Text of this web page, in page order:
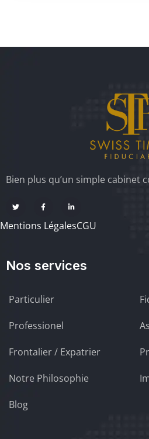
Bien plus qu’un simple cabinet
Mentions LégalesCGU
Nos services
Particulier
Professionel
Frontalier / Expatrier
Notre Philosophie
Blog